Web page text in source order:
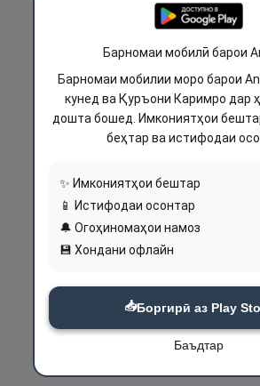
Барномаи мобилӣ барои
Барномаи мобилии моро барои
кунед ва Қуръони Каримро дар
дошта бошед. Имкониятҳои
беҳтар ва истифодаи
✨ Имкониятҳои бештар
📱 Истифодаи осонтар
🔔 Огоҳиномаҳои намоз
💾 Хондани офлайн
📥Боргирӣ аз Play
Баъдтар